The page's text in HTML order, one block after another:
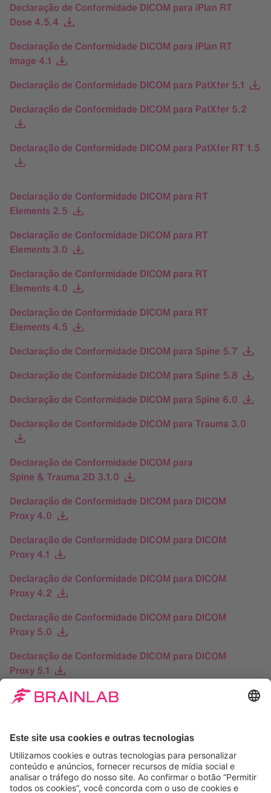
Declaração de Conformidade DICOM para iPlan RT
Dose 4.5.4
Declaração de Conformidade DICOM para iPlan RT
Image 4.1
Declaração de Conformidade DICOM para PatXfer 5.1
Declaração de Conformidade DICOM para PatXfer 5.2
Declaração de Conformidade DICOM para PatXfer RT 1.5
Declaração de Conformidade DICOM para RT
Elements 2.5
Declaração de Conformidade DICOM para RT
Elements 3.0
Declaração de Conformidade DICOM para RT
Elements 4.0
Declaração de Conformidade DICOM para RT
Elements 4.5
Declaração de Conformidade DICOM para Spine 5.7
Declaração de Conformidade DICOM para Spine 5.8
Declaração de Conformidade DICOM para Spine 6.0
Declaração de Conformidade DICOM para Trauma 3.0
Declaração de Conformidade DICOM para
Spine & Trauma 2D 3.1.0
Declaração de Conformidade DICOM para DICOM
Proxy 4.0
Declaração de Conformidade DICOM para DICOM
Proxy 4.1
Declaração de Conformidade DICOM para DICOM
Proxy 4.2
Declaração de Conformidade DICOM para DICOM
Proxy 5.0
Declaração de Conformidade DICOM para DICOM
Proxy 5.1
Declaração de Conformidade DICOM para Patient
Declaração de Conformidade DICOM para Patient
Declaração de Conformidade DICOM para Patient
Browser 2.0